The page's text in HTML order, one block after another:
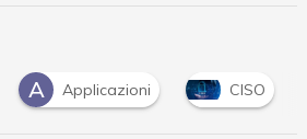
CISO C Cloud G